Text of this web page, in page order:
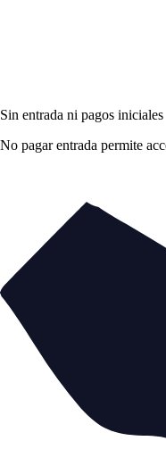
Sin entrada ni pagos iniciales
No pagar entrada permite